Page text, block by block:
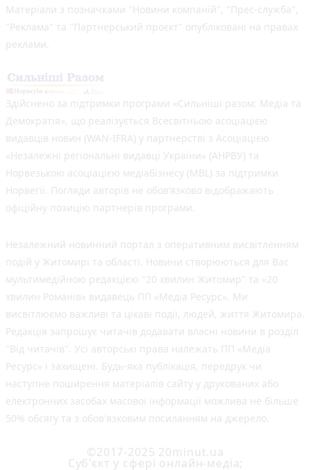
Матеріали з позначками "Новини компаній", "Прес-служба",
"Реклама" та "Партнерський проєкт" опубліковані на правах
реклами.
Здійснено за підтримки програми «Сильніші разом: Медіа та
Демократія», що реалізується Всесвітньою асоціацією
видавців новин (WAN-IFRA) у партнерстві з Асоціацією
«Незалежні регіональні видавці України» (АНРВУ) та
Норвезькою асоціацією медіабізнесу (MBL) за підтримки
Норвегії. Погляди авторів не обов’язково відображають
офіційну позицію партнерів програми.
Незалежний новинний портал з оперативним висвітленням
подій у Житомирі та області. Новини створюються для Вас
мультимедійною редакцією "20 хвилин Житомир" та «20
хвилин Романів» видавець ПП «Медіа Ресурс». Ми
висвітлюємо важливі та цікаві події, людей, життя Житомира.
Редакція запрошує читачів додавати власні новини в розділ
"Від читачів". Усі авторські права належать ПП «Медіа
Ресурс» і захищені. Будь-яка публiкацiя, передрук чи
наступне поширення матеріалів сайту у друкованих або
електронних засобах масової інформації можлива не більше
50% обсягу та з обов'язковим посиланням на джерело.
©2017-2025 20minut.ua
Cуб'єкт у сфері онлайн-медіа;